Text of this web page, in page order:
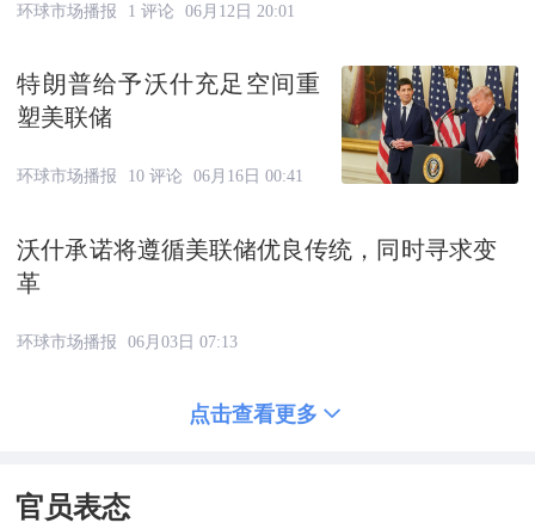
环球市场播报 1 评论 06月12日 20:01
特朗普给予沃什充足空间重
塑美联储
环球市场播报 10 评论 06月16日 00:41
沃什承诺将遵循美联储优良传统，同时寻求变
革
环球市场播报 06月03日 07:13
点击查看更多
官员表态